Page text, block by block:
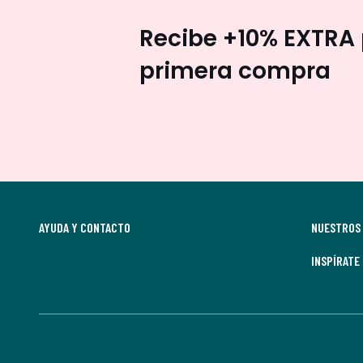
Recibe +10%
primera compra
AYUDA Y CONTACTO
INSPÍRATE